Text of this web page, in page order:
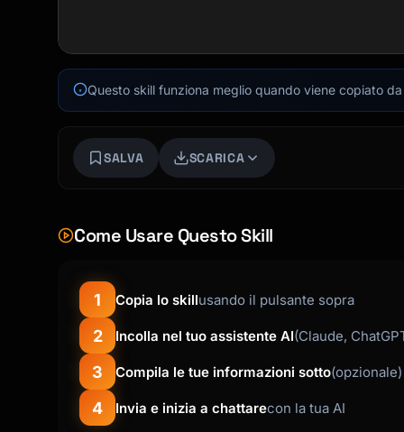
Questo skill funziona meglio quando viene copiato
SALVA SCARICA
Come Usare Questo Skill
1 Copia lo skillusando il pulsante sopra
2 Incolla nel tuo assistente AI(Claude,
3 Compila le tue informazioni sotto
4 Invia e inizia a chattarecon la tua AI